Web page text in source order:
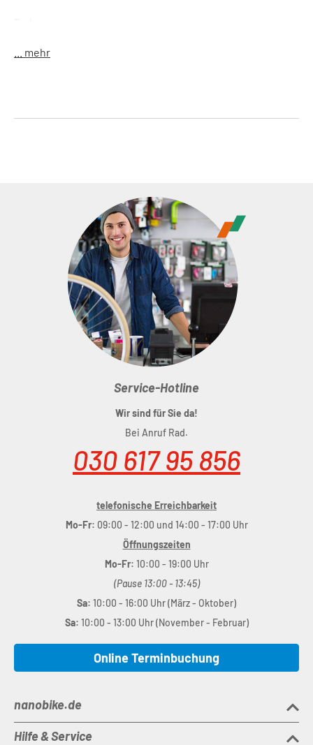
neon rot
Aluminium
Lieferumfang: 1 Flaschenhalter
... mehr
Service-Hotline
Wir sind für Sie da!
Bei Anruf Rad.
030 617 95 856
telefonische Erreichbarkeit
Mo-Fr: 09:00 - 12:00 und 14:00 - 17:00 Uhr
Öffnungszeiten
Mo-Fr: 10:00 - 19:00 Uhr
(Pause 13:00 - 13:45)
Sa: 10:00 - 16:00 Uhr (März - Oktober)
Sa: 10:00 - 13:00 Uhr (November - Februar)
Online Terminbuchung
nanobike.de
Hilfe & Service